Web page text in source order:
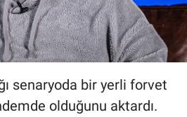
senaryoda bir yerli forvet
olduğunu aktardı.